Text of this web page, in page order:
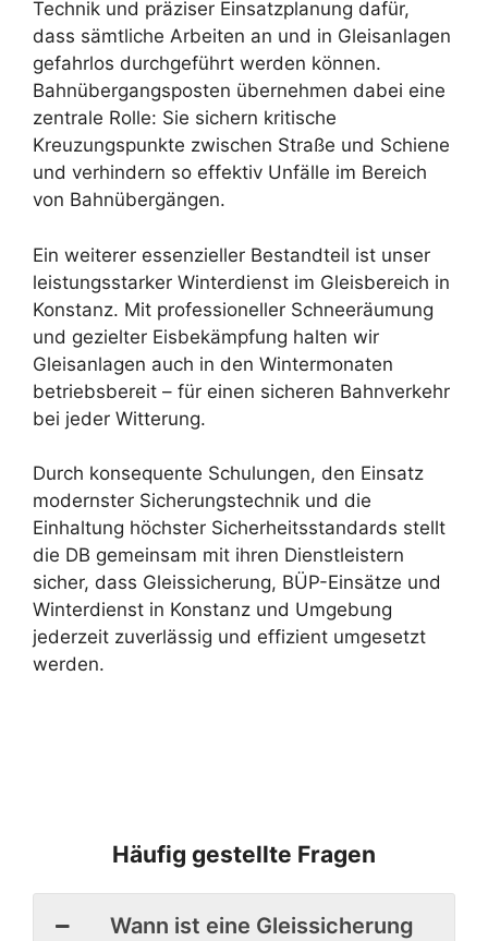
Technik und präziser Einsatzplanung dafür,
dass sämtliche Arbeiten an und in Gleisanlagen
gefahrlos durchgeführt werden können.
Bahnübergangsposten übernehmen dabei eine
zentrale Rolle: Sie sichern kritische
Kreuzungspunkte zwischen Straße und Schiene
und verhindern so effektiv Unfälle im Bereich
von Bahnübergängen.
Ein weiterer essenzieller Bestandteil ist unser
leistungsstarker Winterdienst im Gleisbereich in
Konstanz. Mit professioneller Schneeräumung
und gezielter Eisbekämpfung halten wir
Gleisanlagen auch in den Wintermonaten
betriebsbereit – für einen sicheren Bahnverkehr
bei jeder Witterung.
Durch konsequente Schulungen, den Einsatz
modernster Sicherungstechnik und die
Einhaltung höchster Sicherheitsstandards stellt
die DB gemeinsam mit ihren Dienstleistern
sicher, dass Gleissicherung, BÜP-Einsätze und
Winterdienst in Konstanz und Umgebung
jederzeit zuverlässig und effizient umgesetzt
werden.
Häufig gestellte Fragen
Wann ist eine Gleissicherung